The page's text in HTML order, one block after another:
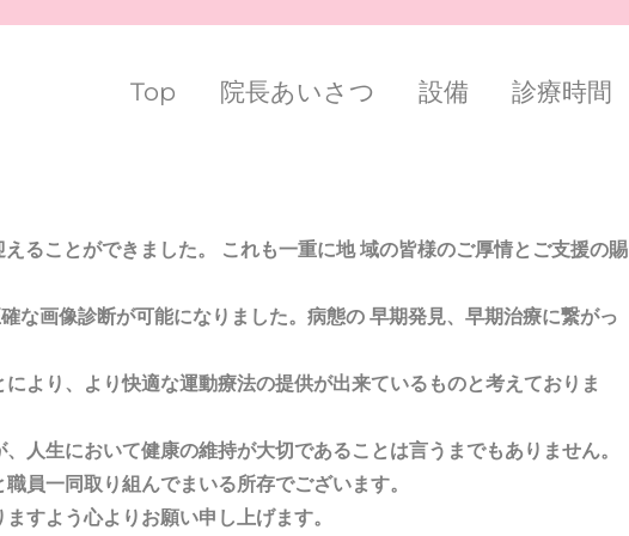
Top 院長あいさつ 設備 診療時間
ることができました。 これも一重に地 域の皆様のご厚情とご支援の賜
な画像診断が可能になりました。病態の 早期発見、早期治療に繋がっ
より、より快適な運動療法の提供が出来ているものと考えておりま
人生において健康の維持が大切であることは言うまでもありません。
員一同取り組んでまいる所存でございます。
すよう心よりお願い申し上げます。